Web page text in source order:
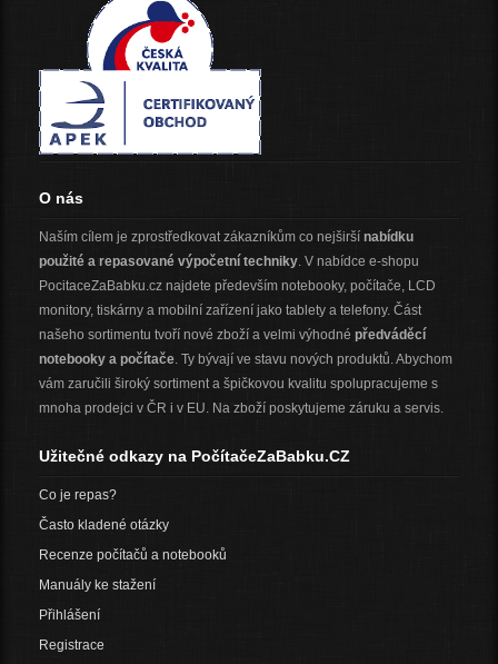
O nás
Naším cílem je zprostředkovat zákazníkům co nejširší nabídku
použité a repasované výpočetní techniky. V nabídce e-shopu
PocitaceZaBabku.cz najdete především notebooky, počítače, LCD
monitory, tiskárny a mobilní zařízení jako tablety a telefony. Část
našeho sortimentu tvoří nové zboží a velmi výhodné předváděcí
notebooky a počítače. Ty bývají ve stavu nových produktů. Abychom
vám zaručili široký sortiment a špičkovou kvalitu spolupracujeme s
mnoha prodejci v ČR i v EU. Na zboží poskytujeme záruku a servis.
Užitečné odkazy na PočítačeZaBabku.CZ
Co je repas?
Často kladené otázky
Recenze počítačů a notebooků
Manuály ke stažení
Přihlášení
Registrace